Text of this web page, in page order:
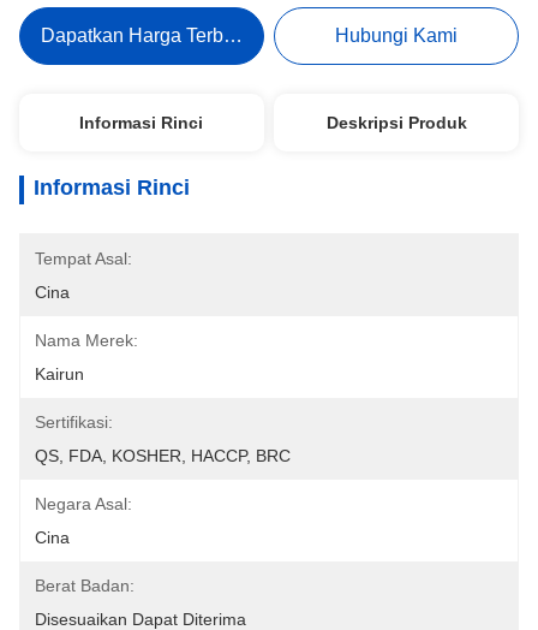
Dapatkan Harga Terbaik Hubungi Kami
Informasi Rinci Deskripsi Produk
Informasi Rinci
Tempat Asal:
Cina
Nama Merek:
Kairun
Sertifikasi:
QS, FDA, KOSHER, HACCP, BRC
Negara Asal:
Cina
Berat Badan:
Disesuaikan Dapat Diterima